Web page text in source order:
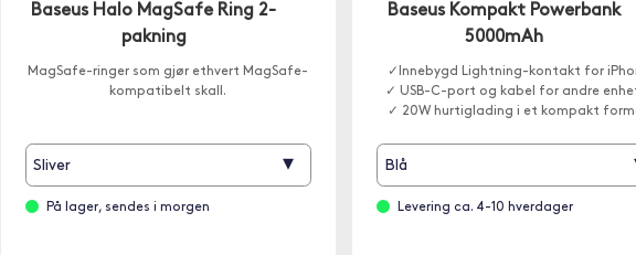
Baseus Halo MagSafe Ring 2-
pakning
MagSafe-ringer som gjør ethvert MagSafe-
kompatibelt skall.
Sliver ▾
På lager, sendes i morgen
Baseus Kompakt Powerbank
5000mAh
✓Innebygd Lightning-kontakt for
✓ USB-C-port og kabel for andre
✓ 20W hurtiglading i et kompakt
Blå
Levering ca. 4-10 hverdager